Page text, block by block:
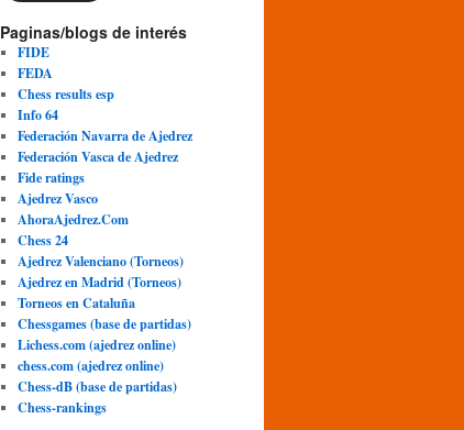
Paginas/blogs de interés
FIDE
FEDA
Chess results esp
Info 64
Federación Navarra de Ajedrez
Federación Vasca de Ajedrez
Fide ratings
Ajedrez Vasco
AhoraAjedrez.Com
Chess 24
Ajedrez Valenciano (Torneos)
Ajedrez en Madrid (Torneos)
Torneos en Cataluña
Chessgames (base de partidas)
Lichess.com (ajedrez online)
chess.com (ajedrez online)
Chess-dB (base de partidas)
Chess-rankings